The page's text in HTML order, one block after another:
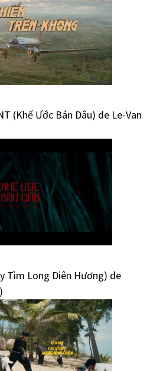
(Khế Ước Bán Dâu) de Le-Van
Tìm Long Diên Hương) de